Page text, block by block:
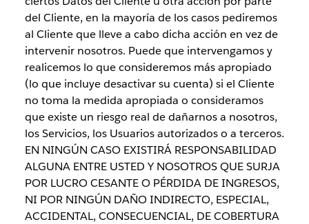
del Cliente, en la mayoría de los casos pediremos
al Cliente que lleve a cabo dicha acción en vez de
intervenir nosotros. Puede que intervengamos y
realicemos lo que consideremos más apropiado
(lo que incluye desactivar su cuenta) si el Cliente
no toma la medida apropiada o consideramos
que existe un riesgo real de dañarnos a nosotros,
los Servicios, los Usuarios autorizados o a terceros.
EN NINGÚN CASO EXISTIRÁ RESPONSABILIDAD
ALGUNA ENTRE USTED Y NOSOTROS QUE SURJA
POR LUCRO CESANTE O PÉRDIDA DE INGRESOS,
NI POR NINGÚN DAÑO INDIRECTO, ESPECIAL,
ACCIDENTAL, CONSECUENCIAL, DE COBERTURA